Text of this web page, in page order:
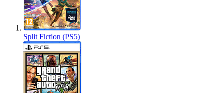
Split Fiction (PS5)